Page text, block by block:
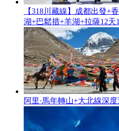
【318川藏線】成都出發+
湖+巴鬆措+羊湖+拉薩12天
阿里·馬年轉山+大北線深